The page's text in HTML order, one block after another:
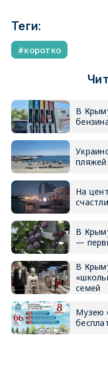
Теги:
коротко
В
На
В
—
В
семей
Музею